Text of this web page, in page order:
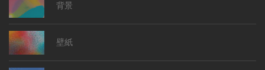
背景
壁紙